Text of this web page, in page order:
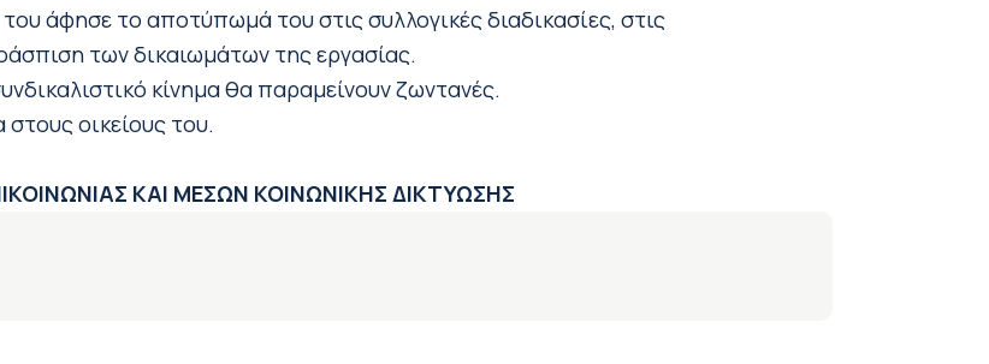
άφησε το αποτύπωμά του στις συλλογικές διαδικασίες, στις
των δικαιωμάτων της εργασίας.
κίνημα θα παραμείνουν ζωντανές.
οικείους του.
ΚΑΙ ΜΕΣΩΝ ΚΟΙΝΩΝΙΚΗΣ ΔΙΚΤΥΩΣΗΣ